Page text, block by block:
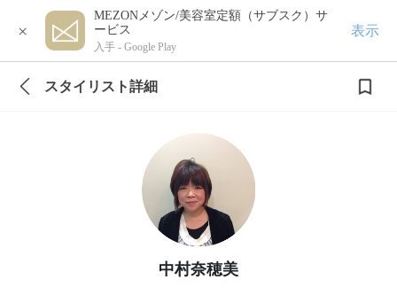
×
MEZONメゾン/美容室定額（サブスク）サ
ービス
入手 - Google Play
表示
スタイリスト詳細
中村奈穂美